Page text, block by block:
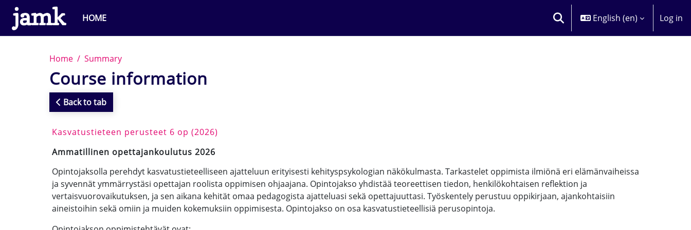
Skip to main content
HOME
TOGGLE SEARCH INPUT
English ‎(en)‎ Log in
Home Summary
Course information
Back to tab
Kasvatustieteen perusteet 6 op (2026)
Ammatillinen opettajankoulutus 2026
Opintojaksolla perehdyt kasvatustieteelliseen ajatteluun erityisesti kehityspsykologian näkökulmasta. Tarkastelet oppimista ilmiönä eri elämänvaiheissa
ja syvennät ymmärrystäsi opettajan roolista oppimisen ohjaajana. Opintojakso yhdistää teoreettisen tiedon, henkilökohtaisen reflektion ja
vertaisvuorovaikutuksen, ja sen aikana kehität omaa pedagogista ajatteluasi sekä opettajuuttasi. Työskentely perustuu oppikirjaan, ajankohtaisiin
aineistoihin sekä omiin ja muiden kokemuksiin oppimisesta. Opintojakso on osa kasvatustieteellisiä perusopintoja.